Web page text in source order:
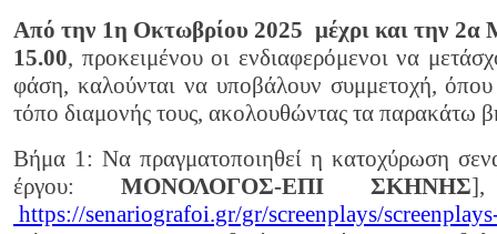
Από την 1η Οκτωβρίου 2025 μέχρι και την 2α
15.00, προκειμένου οι ενδιαφερόμενοι να
φάση, καλούνται να υποβάλουν συμμετοχή,
τόπο διαμονής τους, ακολουθώντας τα παρακάτω
Βήμα 1: Να πραγματοποιηθεί η κατοχύρωση
έργου: ΜΟΝΟΛΟΓΟΣ-ΕΠΙ ΣΚΗΝΗΣ],
https://senariografoi.gr/gr/screenplays/